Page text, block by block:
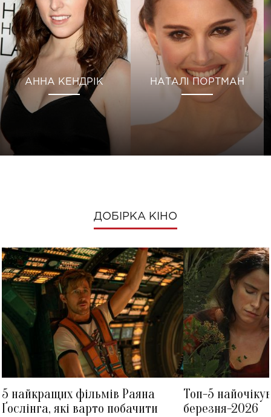
АННА КЕНДРІК НАТАЛІ ПОРТМАН
ДОБІРКА КІНО
5 найкращих фільмів Раяна
Ґослінга, які варто побачити
Топ-5
березня-2026